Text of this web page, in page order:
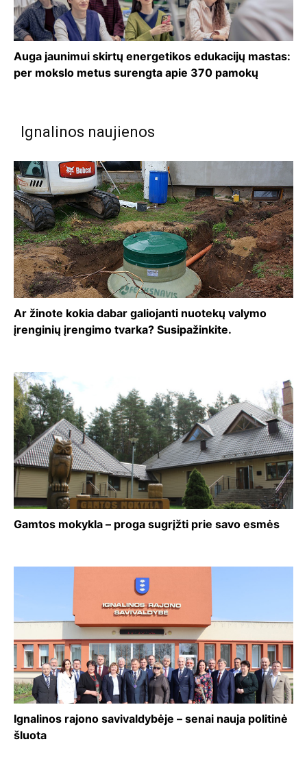
Auga jaunimui skirtų energetikos edukacijų mastas:
per mokslo metus surengta apie 370 pamokų
Ignalinos naujienos
Ar žinote kokia dabar galiojanti nuotekų valymo
įrenginių įrengimo tvarka? Susipažinkite.
Gamtos mokykla – proga sugrįžti prie savo esmės
Ignalinos rajono savivaldybėje – senai nauja politinė
šluota